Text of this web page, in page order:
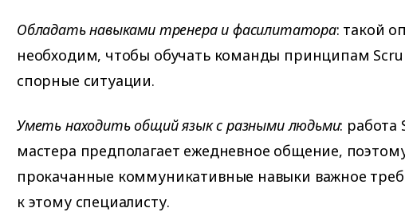
Обладать навыками тренера и фасилитатора: такой
необходим, чтобы обучать команды принципам
спорные ситуации.
Уметь находить общий язык с разными людьми: работа
мастера предполагает ежедневное общение,
прокачанные коммуникативные навыки важное
к этому специалисту.